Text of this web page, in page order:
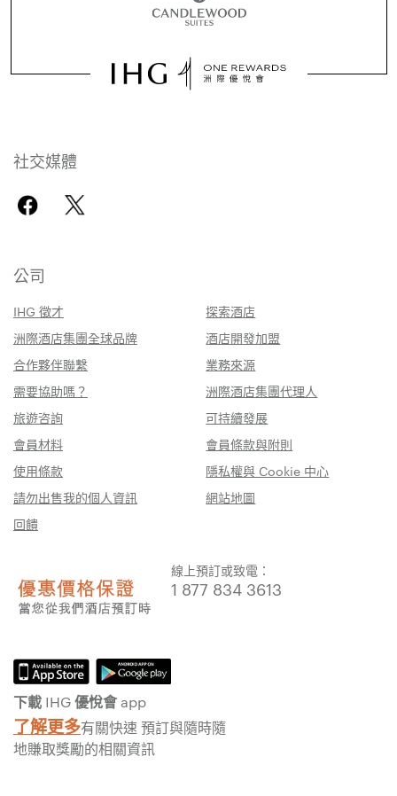
社交媒體
公司
IHG 徵才
探索酒店
洲際酒店集團全球品牌
酒店開發加盟
合作夥伴聯繫
業務來源
需要協助嗎？
洲際酒店集團代理人
旅遊咨詢
可持續發展
會員材料
會員條款與附則
使用條款
隱私權與 Cookie 中心
請勿出售我的個人資訊
網站地圖
回饋
線上預訂或致電：
1 877 834 3613
下載 IHG 優悅會 app
了解更多有關快速 預訂與隨時隨
地賺取獎勵的相關資訊